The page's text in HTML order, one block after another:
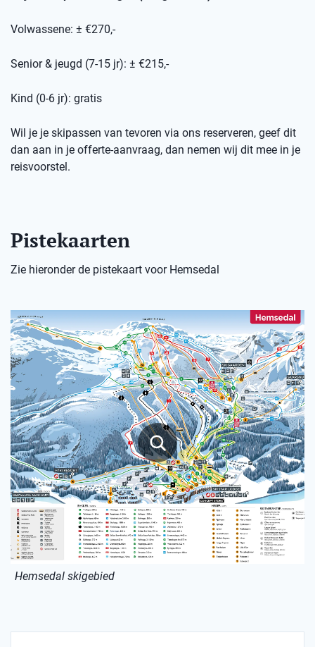
Volwassene: ± €270,-
Senior & jeugd (7-15 jr): ± €215,-
Kind (0-6 jr): gratis
Wil je je skipassen van tevoren via ons reserveren, geef dit
dan aan in je offerte-aanvraag, dan nemen wij dit mee in je
reisvoorstel.
Pistekaarten
Zie hieronder de pistekaart voor Hemsedal
Hemsedal skigebied